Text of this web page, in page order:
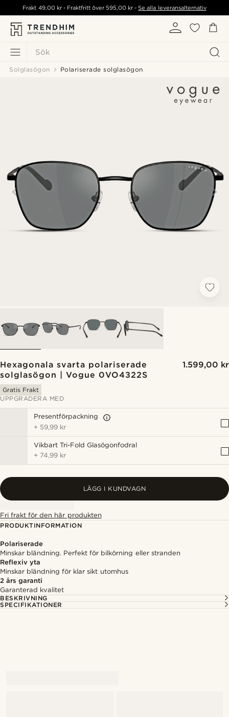
Sök
Frakt 49,00 kr- Fraktfritt över595,00 kr -Se alla leveransalternativ
Solglasögon Polariserade solglasögon
Hexagonala svarta polariserade
solglasögon | Vogue 0VO4322S
1.599,00 kr
Gratis Frakt
UPPGRADERA MED
Presentförpackning
+ 59,99 kr
Vikbart Tri-Fold Glasögonfodral
+ 74,99 kr
LÄGG I KUNDVAGN
Fri frakt för den här produkten
PRODUKTINFORMATION
Polariserade
Minskar bländning. Perfekt för bilkörning eller stranden
Reflexiv yta
Minskar bländning för klar sikt utomhus
2 års garanti
Garanterad kvalitet
BESKRIVNING
SPECIFIKATIONER